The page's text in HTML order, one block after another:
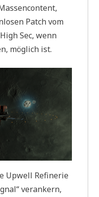
Patch vom
Sec, wenn
möglich ist.
Upwell Refinerie
verankern,